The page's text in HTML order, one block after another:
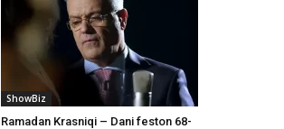
ShowBiz
Ramadan Krasniqi – Dani feston 68-